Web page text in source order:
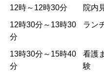
12時～12時30分 院内
12時30分～13時30
分
ラン
13時30分～15時40
分
看護
験